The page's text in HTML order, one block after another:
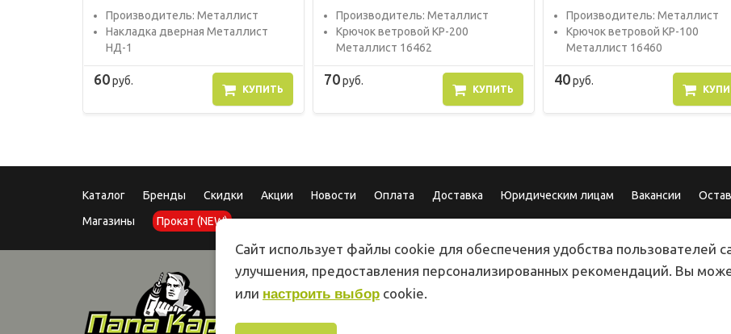
Прoизвoдитель: Металлист
Накладка дверная Металлист
НД-1
60руб.
КУПИТЬ
Прoизвoдитель: Металлист
Крючок ветровой КР-200
Металлист 16462
70руб.
КУПИТЬ
Прoизвoдитель: Металлист
Крючок ветровой КР-100
Металлист 16460
40руб.
Каталог Бренды Скидки Акции Новости Оплата Доставка Юридическим лицам Вакансии
Магазины
Прокат (NEW)
Магазин
Сайт использует файлы cookie для обеспечения удобства пользователей
улучшения, предоставления персонализированных рекомендаций. Вы
или настроить выбор cookie.